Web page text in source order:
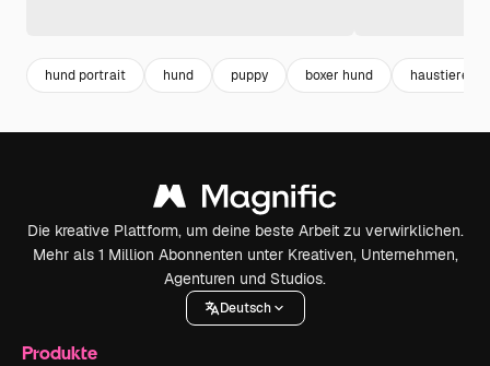
hund portrait hund puppy boxer hund haustiere
Die kreative Plattform, um deine beste Arbeit zu verwirklichen.
Mehr als 1 Million Abonnenten unter Kreativen, Unternehmen,
Agenturen und Studios.
Deutsch
Produkte